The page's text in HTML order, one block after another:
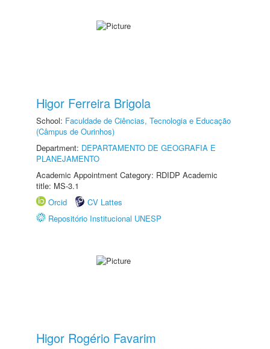
Higor Ferreira Brigola
School: Faculdade de Ciências, Tecnologia e Educação
(Câmpus de Ourinhos)
Department: DEPARTAMENTO DE GEOGRAFIA E
PLANEJAMENTO
Academic Appointment Category: RDIDP Academic
title: MS-3.1
Orcid
CV Lattes
Repositório Institucional UNESP
Higor Rogério Favarim